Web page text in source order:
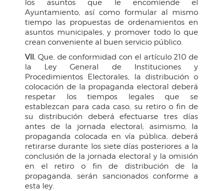
los asuntos que le encomiende el
Ayuntamiento, así como formular al mismo
tiempo las propuestas de ordenamientos en
asuntos municipales, y promover todo lo que
crean conveniente al buen servicio público.
VII. Que, de conformidad con el artículo 210 de
la Ley General de Instituciones y
Procedimientos Electorales, la distribución o
colocación de la propaganda electoral deberá
respetar los tiempos legales que se
establezcan para cada caso, su retiro o fin de
su distribución deberá efectuarse tres días
antes de la jornada electoral; asimismo, la
propaganda colocada en vía pública, deberá
retirarse durante los siete días posteriores a la
conclusión de la jornada electoral y la omisión
en el retiro o fin de distribución de la
propaganda, serán sancionados conforme a
esta ley.